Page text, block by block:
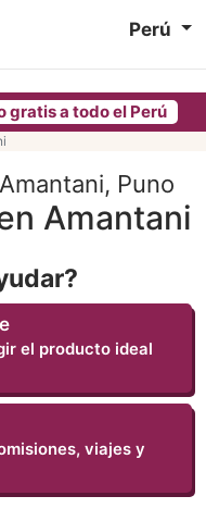
gratis a todo el Perú
Perú
Puno
Amantani
el producto ideal
viajes y